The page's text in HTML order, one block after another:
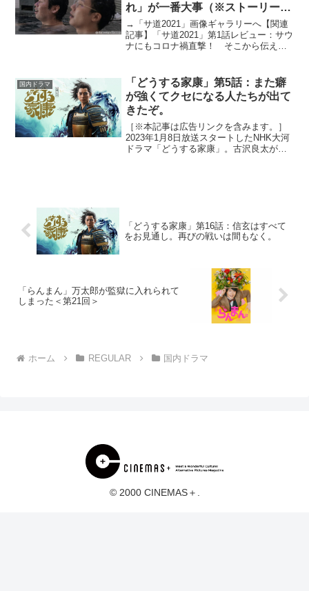
れ」が一番大事（※ストーリーネ
タバレあり）
→「サ道2021」画像ギャラリーへ【関連
記事】「サ道2021」第1話レビュー：サウ
ナにもコロナ禍直撃！ そこから伝える
痴を消す効用あり！ 錦糸町・黄金湯に
早くイキ...
国内ドラマ
「どうする家康」第5話：また癖
が強くてクセになる人たちが出て
きたぞ。
［※本記事は広告リンクを含みます。］
2023年1月8日放送スタートしたNHK大河
ドラマ「どうする家康」。古沢良太が脚
「どうする家康」第16話：信玄はすべて
をお見通し。再びの戦いは間もなく。
「らんまん」万太郎が監獄に入れられて
しまった＜第21回＞
ホーム REGULAR 国内ドラマ
© 2000 CINEMAS＋.